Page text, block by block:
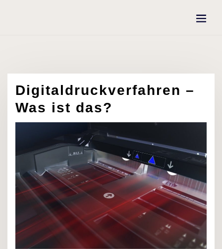
Digitaldruckverfahren –
Was ist das?